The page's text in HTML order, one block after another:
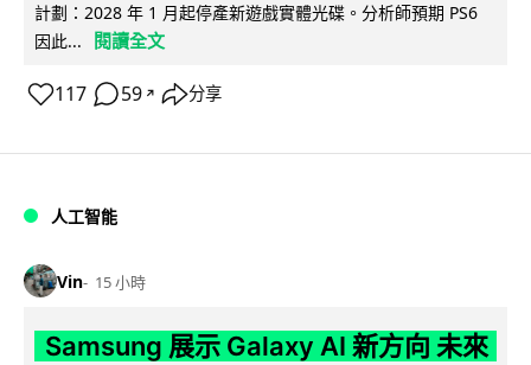
計劃：2028 年 1 月起停產新遊戲實體光碟。分析師預期 PS6
因此...
閱讀全文
117 59 ↗ 分享
人工智能
Vin 15 小時
Samsung 展示 Galaxy AI 新方向 未來